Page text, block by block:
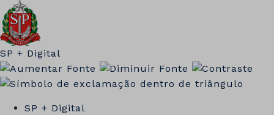
SP + Digital
SP + Digital